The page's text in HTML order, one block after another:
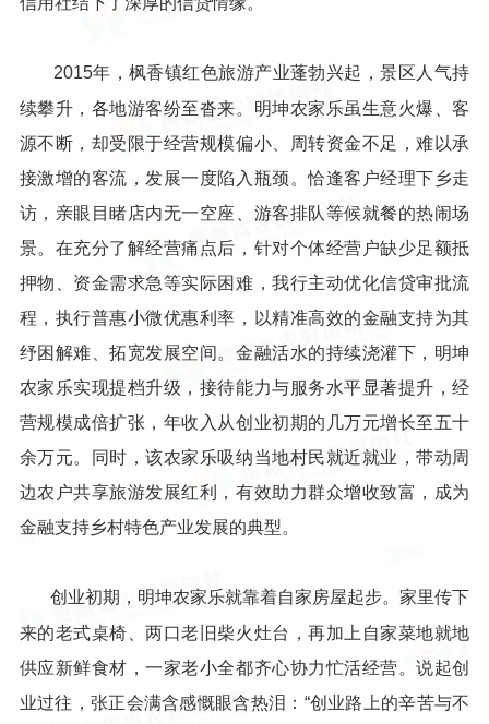
2015年，枫香镇红色旅游产业蓬勃兴起，景区人气持
续攀升，各地游客纷至沓来。明坤农家乐虽生意火爆、客
源不断，却受限于经营规模偏小、周转资金不足，难以承
接激增的客流，发展一度陷入瓶颈。恰逢客户经理下乡走
访，亲眼目睹店内无一空座、游客排队等候就餐的热闹场
景。在充分了解经营痛点后，针对个体经营户缺少足额抵
押物、资金需求急等实际困难，我行主动优化信贷审批流
程，执行普惠小微优惠利率，以精准高效的金融支持为其
纾困解难、拓宽发展空间。金融活水的持续浇灌下，明坤
农家乐实现提档升级，接待能力与服务水平显著提升，经
营规模成倍扩张，年收入从创业初期的几万元增长至五十
余万元。同时，该农家乐吸纳当地村民就近就业，带动周
边农户共享旅游发展红利，有效助力群众增收致富，成为
金融支持乡村特色产业发展的典型。
创业初期，明坤农家乐就靠着自家房屋起步。家里传下
来的老式桌椅、两口老旧柴火灶台，再加上自家菜地就地
供应新鲜食材，一家老小全都齐心协力忙活经营。说起创
业过往，张正会满含感慨眼含热泪：“创业路上的辛苦与不